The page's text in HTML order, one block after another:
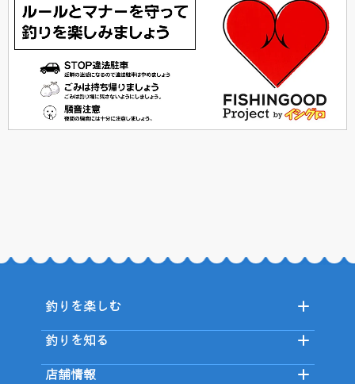
釣りを楽しむ
釣りを知る
店舗情報